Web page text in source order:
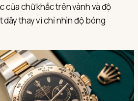
của chữ khắc trên vành và độ
dây thay vì chỉ nhìn độ bóng